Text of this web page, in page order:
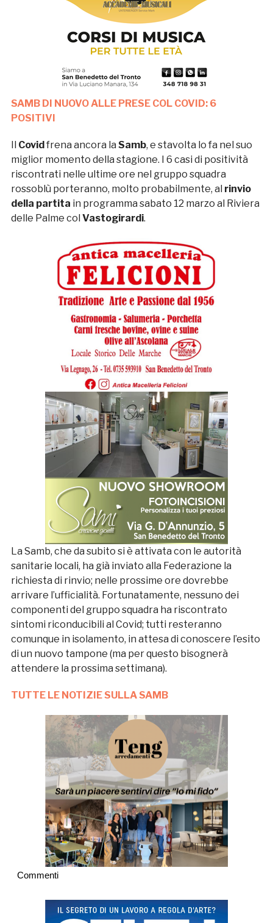
SAMB DI NUOVO ALLE PRESE COL COVID: 6
POSITIVI
Covid frena ancora la Samb, e stavolta lo fa nel suo
miglior momento della stagione. I 6 casi di positività
riscontrati nelle ultime ore nel gruppo squadra
rossoblù porteranno, molto probabilmente, al rinvio
della partita in programma sabato 12 marzo al Riviera
delle Palme col Vastogirardi.
La Samb, che da subito si è attivata con le autorità
sanitarie locali, ha già inviato alla Federazione la
richiesta di rinvio; nelle prossime ore dovrebbe
arrivare l’ufficialità. Fortunatamente, nessuno dei
componenti del gruppo squadra ha riscontrato
sintomi riconducibili al Covid; tutti resteranno
comunque in isolamento, in attesa di conoscere l’esito
di un nuovo tampone (ma per questo bisognerà
attendere la prossima settimana).
TUTTE LE NOTIZIE SULLA SAMB
Commenti